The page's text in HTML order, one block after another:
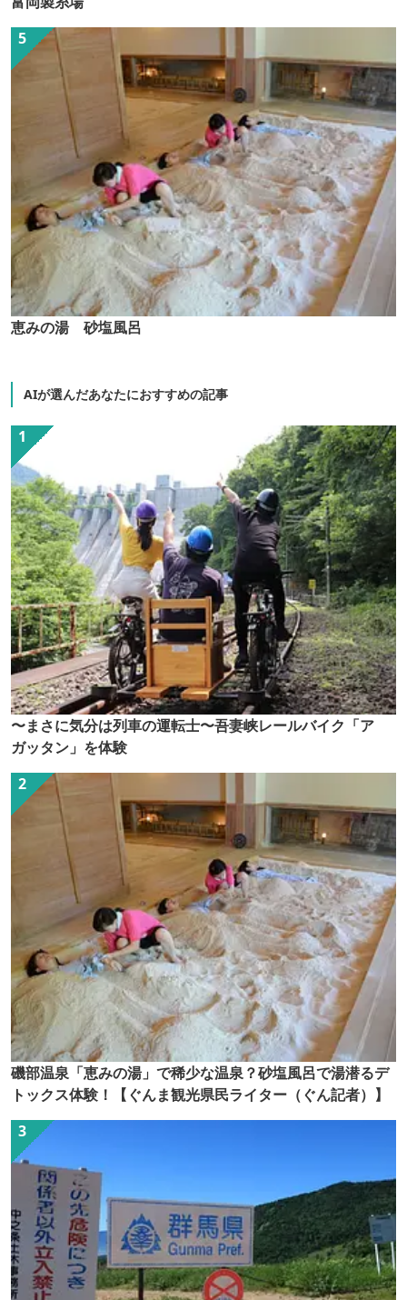
恵みの湯 砂塩風呂
AIが選んだあなたにおすすめの記事
〜まさに気分は列車の運転士〜吾妻峡レールバイク「ア
ガッタン」を体験
磯部温泉「恵みの湯」で稀少な温泉？砂塩風呂で湯潜るデ
トックス体験！【ぐんま観光県民ライター（ぐん記者）】